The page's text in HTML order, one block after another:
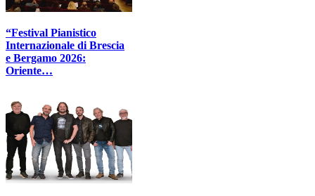
“Festival Pianistico
Internazionale di Brescia
e Bergamo 2026:
Oriente…